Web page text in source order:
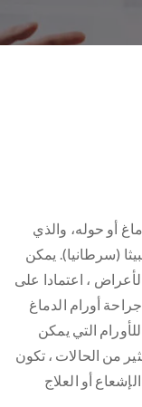
أو حوله، والذي
(سرطانيا). يمكن
، اعتمادا على
أورام الدماغ
التي يمكن
من الحالات ، تكون
أو العلاج